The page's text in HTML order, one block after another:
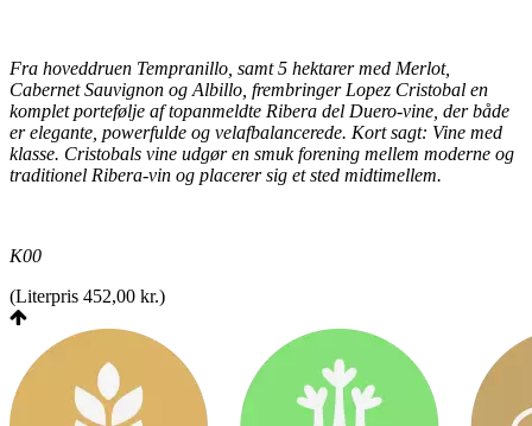
Fra hoveddruen Tempranillo, samt 5 hektarer med Merlot,
Cabernet Sauvignon og Albillo, frembringer Lopez Cristobal en
komplet portefølje af topanmeldte Ribera del Duero-vine, der både
er elegante, powerfulde og velafbalancerede. Kort sagt: Vine med
klasse. Cristobals vine udgør en smuk forening mellem moderne og
traditionel Ribera-vin og placerer sig et sted midtimellem.
K00
(Literpris 452,00 kr.)